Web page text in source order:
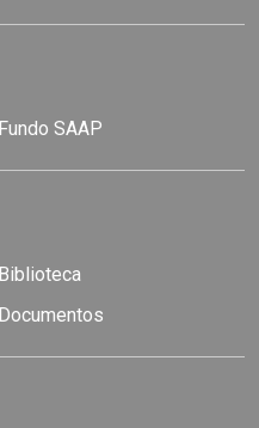
Fundo SAAP
Biblioteca
Documentos